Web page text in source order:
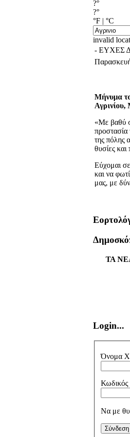
?°
?°
°F | °C
invalid
- ΕΥΧΕΣ
Μήνυμα
«Με βαθύ
προστασία
της πόλης
θυσίες
Εύχομαι
και να
μας, με
ΤΑ
Login...
Όνομα
Κωδικός
Να με